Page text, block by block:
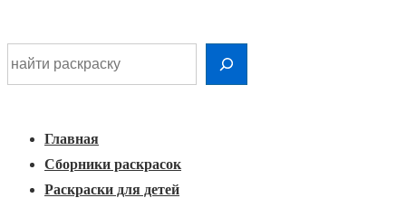
Перейти
к
Главная
Сборники раскрасок
Раскраски для детей